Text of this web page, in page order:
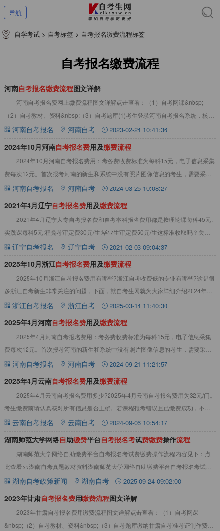
导航
自学考试 > 自考标签 > 自考报名缴费流程标签
自考报名缴费流程
河南自考报名缴费流程图文详解
河南自考报名费网上缴费流程图文详解点击查看：（1）自考网课&nbsp;
（2）自考教材、资料&nbsp;（3）自考题库(1)考生登录河南自考报名系统，核对
报考课程和报名信息，确认无误
河南自考报名 河南自考 2023-02-24 10:41:36
2024年10月河南自考报名费用及缴费流程
2024年10月河南自考报名费用：考务费收费标准为每科15元，电子信息采集
费每次12元。首次报考河南的新生和系统中没有照片图像信息的考生，需要采集
图像信息，才缴纳信息采集费。详情见
河南自考报名 河南自考 2024-03-25 10:08:27
2021年4月辽宁自考报名费用及缴费流程
2021年4月辽宁大专自考报名费和自考本科报名费用都是按理论课每科45元;
实践课每科5元;程免考审定费30元/生;毕业生审定费50元/生这标准收取吗？关于
2021年4月辽宁自考报名
辽宁自考报名 辽宁自考 2021-02-03 09:04:37
2025年10月浙江自考报名费用及缴费流程
2025年10月浙江自考报名费用有哪些?浙江自考收费低的专业有哪些?这是很
多浙江自考新生非常关注的问题，下面，就自考生网就为大家详细介绍2024年10
月浙江自考报名费用及浙江自考收
浙江自考报名 浙江自考 2025-03-14 11:40:30
2025年4月河南自考报名费用及缴费流程
2025年4月河南自考报名费用：考务费收费标准为每科15元，电子信息采集
费每次12元。首次报考河南的新生和系统中没有照片图像信息的考生，需要采集
图像信息，才缴纳信息采集费。详情见下
河南自考报名 河南自考 2024-09-21 11:21:57
2025年4月云南自考报名费用及缴费流程
2025年4月云南自考报名费用多少?2025年4月云南自考报名费用为32元/门。
考生缴费前请认真核对所有信息是否正确。若课程报考错误且已缴费成功，不可
再更改和退费，只能重新注册一个
云南自考报名 云南自考 2024-09-06 10:54:17
湖南师范大学网络自助缴费平台自考报名考试费缴费操作流程
湖南师范大学网络自助缴费平台自考报名考试费缴费操作流程内容见下：点
此查看>>湖南自考真题教材资料湖南师范大学网络自助缴费平台自考报名考试费
缴费操作流程1.关注公众号：打开手机微信搜
湖南自考政策新闻 湖南自考 2025-09-24 09:02:00
2023年甘肃自考报名费用缴费流程图文详解
2023年甘肃自考报名费用缴费流程图文详解点击查看：（1）自考网课
&nbsp;（2）自考教材、资料&nbsp;（3）自考题库缴纳甘肃自考准考证制作费：